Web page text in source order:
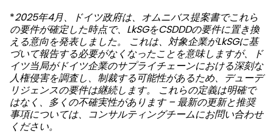
*2025年4月、ドイツ政府は、オムニバス提案書でこれら
の要件が確定した時点で、LkSGをCSDDDの要件に置き換
える意向を発表しました。 これは、対象企業がLkSGに基
づいて報告する必要がなくなったことを意味しますが、ド
イツ当局がドイツ企業のサプライチェーンにおける深刻な
人権侵害を調査し、制裁する可能性があるため、デューデ
リジェンスの要件は継続します。 これらの定義は明確で
はなく、多くの不確実性があります – 最新の更新と推奨
事項については、コンサルティングチームにお問い合わせ
ください。